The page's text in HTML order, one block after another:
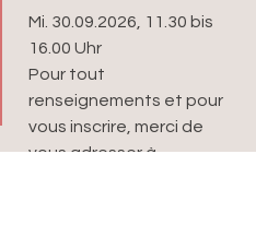
Mi. 30.09.2026, 11.30 bis
16.00 Uhr
Pour tout
renseignements et pour
vous inscrire, merci de
vous adresser à